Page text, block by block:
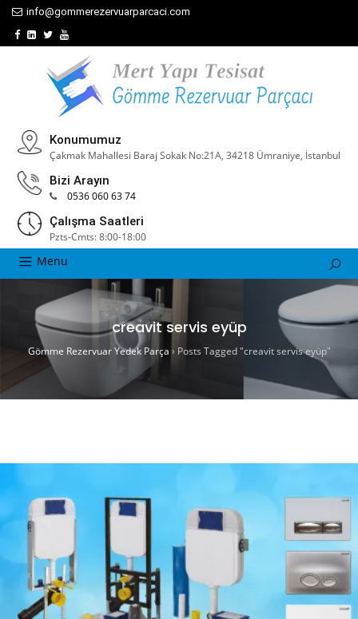
info@gommerezervuarparcaci.com
Konumumuz
Çakmak Mahallesi Baraj Sokak No:21A, 34218 Ümraniye, İstanbul
Bizi Arayın
0536 060 63 74
Çalışma Saatleri
Pzts-Cmts: 8:00-18:00
Menu
creavit servis eyüp
Gömme Rezervuar Yedek Parça › Posts Tagged "creavit servis eyüp"